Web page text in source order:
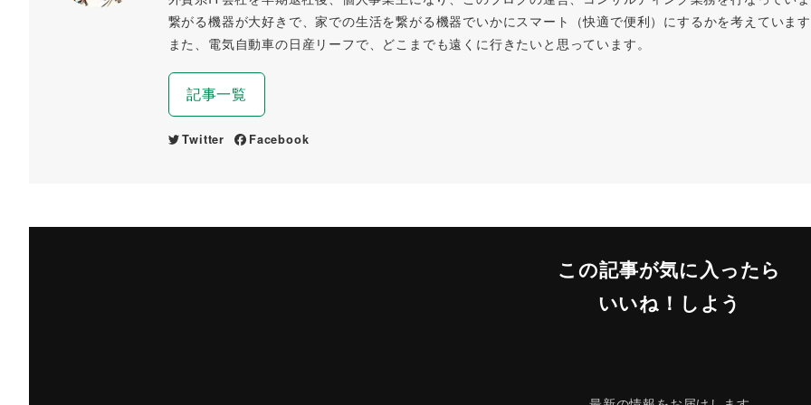
繋がる機器が大好きで、家での生活を繋がる機器でいかにスマート（快適で便利）にするかを考えています
また、電気自動車の日産リーフで、どこまでも遠くに行きたいと思っています。
記事一覧
Twitter Facebook
この記事が気に入ったら
いいね！しよう